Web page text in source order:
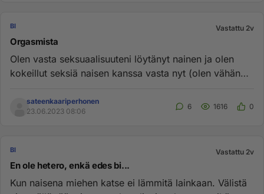
BI Vastattu 2v
Orgasmista
Olen vasta seksuaalisuuteni löytänyt nainen ja olen
kokeillut seksiä naisen kanssa vasta nyt (olen vähän
sateenkaariperhonen
23.06.2023 08:06
6 1616 0
BI Vastattu 2v
En ole hetero, enkä edes bi...
Kun naisena miehen katse ei lämmitä lainkaan. Välistä